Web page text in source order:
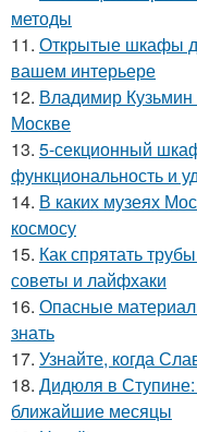
методы
11. Открытые шкафы
вашем интерьере
12. Владимир
Москве
13. 5-секционный
функциональность и
14. В каких музеях
космосу
15. Как спрятать
советы и лайфхаки
16. Опасные
знать
17. Узнайте, когда
18. Дидюля в
ближайшие месяцы